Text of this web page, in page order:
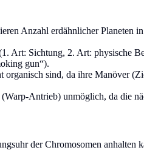
Anzahl erdähnlicher Planeten
Art: Sichtung, 2. Art: physische
gun“).
organisch sind, da ihre Manöver
(Warp-Antrieb) unmöglich, da die
der Chromosomen